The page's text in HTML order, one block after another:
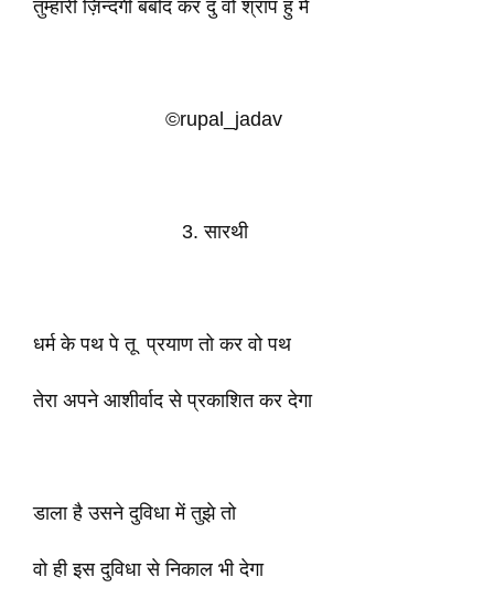
तुम्हारी ज़िन्दगी बर्बाद कर दु वो श्राप हु में
©rupal_jadav
3. सारथी
धर्म के पथ पे तू प्रयाण तो कर वो पथ
तेरा अपने आशीर्वाद से प्रकाशित कर देगा
डाला है उसने दुविधा में तुझे तो
वो ही इस दुविधा से निकाल भी देगा